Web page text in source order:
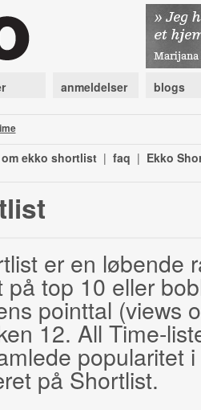
anmeldelser blogs
om ekko shortlist | faq | Ekko
er en løbende
top 10 eller
pointtal (views
12. All Time-
popularitet
på Shortlist.